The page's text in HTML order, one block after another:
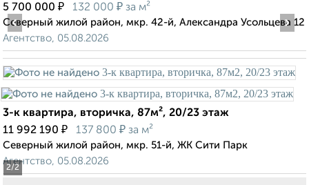
5 700 000 ₽ 132 000 ₽ за м²
Северный жилой район, мкр. 42-й, Александра Усольцева 12
Агентство, 05.08.2026
2/2
‹ ›
3-к квартира, вторичка, 87м², 20/23 этаж
11 992 190 ₽ 137 800 ₽ за м²
Северный жилой район, мкр. 51-й, ЖК Сити Парк
Агентство, 05.08.2026